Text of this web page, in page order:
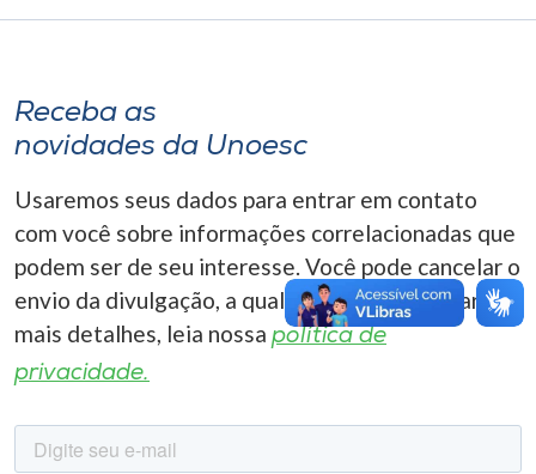
A+
Receba as
novidades da Unoesc
Usaremos seus dados para entrar em contato
com você sobre informações correlacionadas que
podem ser de seu interesse. Você pode cancelar o
envio da divulgação, a qualquer momento. Para
mais detalhes, leia nossa política de
privacidade.